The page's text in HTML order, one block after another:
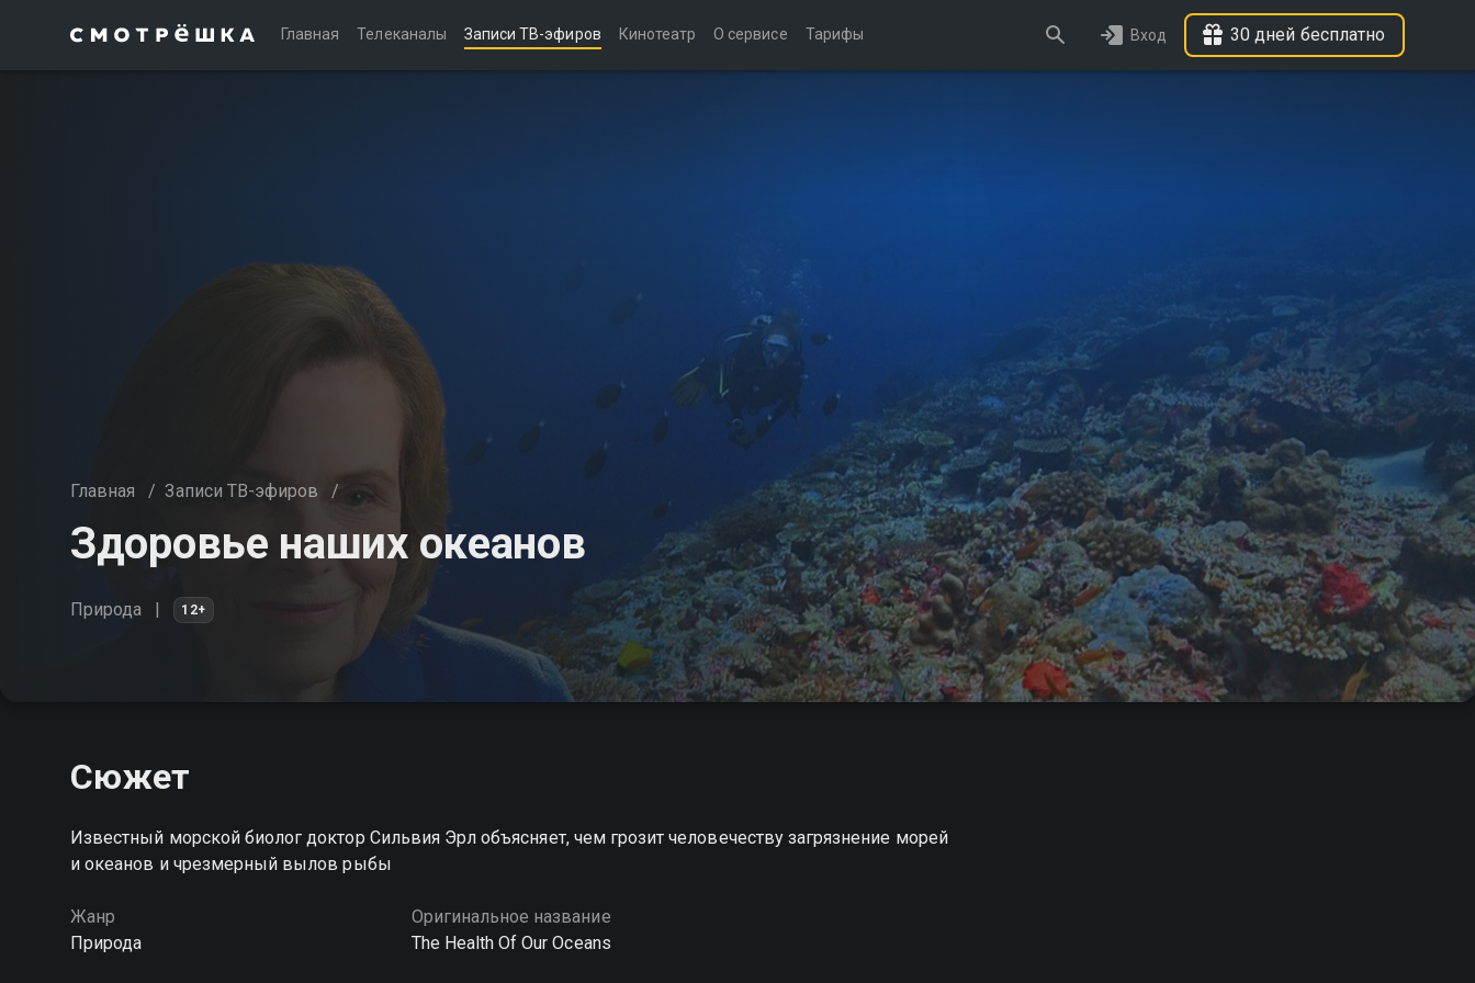
Главная Телеканалы Записи ТВ-эфиров Кинотеатр О сервисе Тарифы Вход 30 дней бесплатно
Главная / Записи ТВ-эфиров /
Здоровье наших океанов
Природа 12+
Сюжет
Известный морской биолог доктор Сильвия Эрл объясняет, чем грозит человечеству загрязнение морей
и океанов и чрезмерный вылов рыбы
Жанр
Природа
Оригинальное название
The Health Of Our Oceans